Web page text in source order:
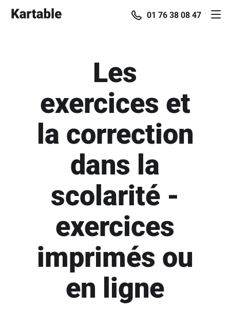
01 76 38 08 47
Les
exercices et
la correction
dans la
scolarité -
exercices
imprimés ou
en ligne